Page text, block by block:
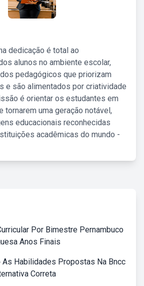
dedicação é total ao
alunos no ambiente escolar,
pedagógicos que priorizam
e são alimentados por criatividade
é orientar os estudantes em
tornarem uma geração notável,
educacionais reconhecidas
acadêmicas do mundo -
Por Bimestre Pernambuco
Anos Finais
As Habilidades Propostas Na Bncc
Correta